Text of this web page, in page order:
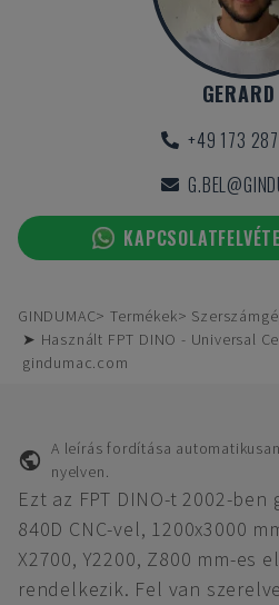
+49 173
GINDUMAC Termékek
➤ Használt FPT DINO - Universal
gindumac.com
A leírás fordítása
nyelven.
Ezt az FPT DINO-t 2002-
840D CNC-vel, 1200x3000
X2700, Y2200, Z800 mm-es
rendelkezik. Fel van